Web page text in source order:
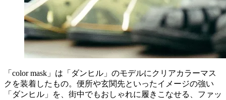
「color mask」は「ダンヒル」のモデルにクリアカラーマス
クを装着したもの。便所や玄関先といったイメージの強い
「ダンヒル」を、街中でもおしゃれに履きこなせる、ファッ